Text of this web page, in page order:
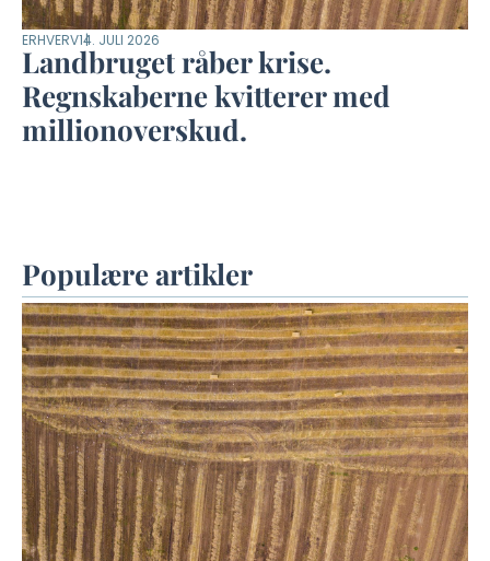
ERHVERV14. JULI 2026
Landbruget råber krise.
Regnskaberne kvitterer med
millionoverskud.
Populære artikler